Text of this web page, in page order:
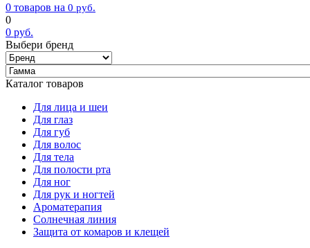
0 товаров на 0 руб.
0
0 руб.
Выбери бренд
Каталог товаров
Для лица и шеи
Для глаз
Для губ
Для волос
Для тела
Для полости рта
Для ног
Для рук и ногтей
Ароматерапия
Солнечная линия
Защита от комаров и клещей